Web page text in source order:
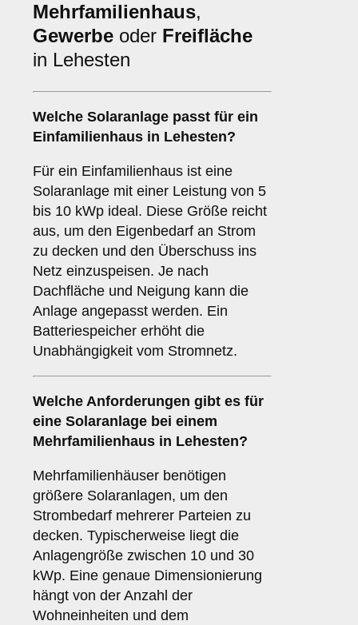
Mehrfamilienhaus,
Gewerbe oder Freifläche
in Lehesten
Welche Solaranlage passt für ein
Einfamilienhaus in Lehesten?
Für ein Einfamilienhaus ist eine
Solaranlage mit einer Leistung von 5
bis 10 kWp ideal. Diese Größe reicht
aus, um den Eigenbedarf an Strom
zu decken und den Überschuss ins
Netz einzuspeisen. Je nach
Dachfläche und Neigung kann die
Anlage angepasst werden. Ein
Batteriespeicher erhöht die
Unabhängigkeit vom Stromnetz.
Welche Anforderungen gibt es für
eine Solaranlage bei einem
Mehrfamilienhaus in Lehesten?
Mehrfamilienhäuser benötigen
größere Solaranlagen, um den
Strombedarf mehrerer Parteien zu
decken. Typischerweise liegt die
Anlagengröße zwischen 10 und 30
kWp. Eine genaue Dimensionierung
hängt von der Anzahl der
Wohneinheiten und dem